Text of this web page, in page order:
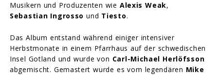
Musikern und Produzenten wie Alexis Weak,
Sebastian Ingrosso und Tiesto.
Das Album entstand während einiger intensiver
Herbstmonate in einem Pfarrhaus auf der schwedischen
Insel Gotland und wurde von Carl-Michael Herlöfsson
abgemischt. Gemastert wurde es vom legendären Mike